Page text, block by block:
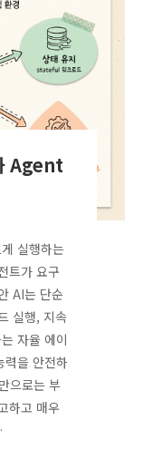
Agent
실행하는
트가 요구
AI는 단순
실행, 지속
자율 에이
력을 안전하
으로는 부
하고 매우